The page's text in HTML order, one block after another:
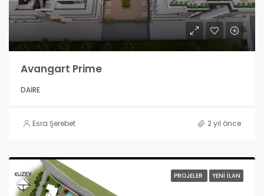
Avangart Prime
DAIRE
Esra Şerebet 2 yıl önce
PROJELER YENI İLAN